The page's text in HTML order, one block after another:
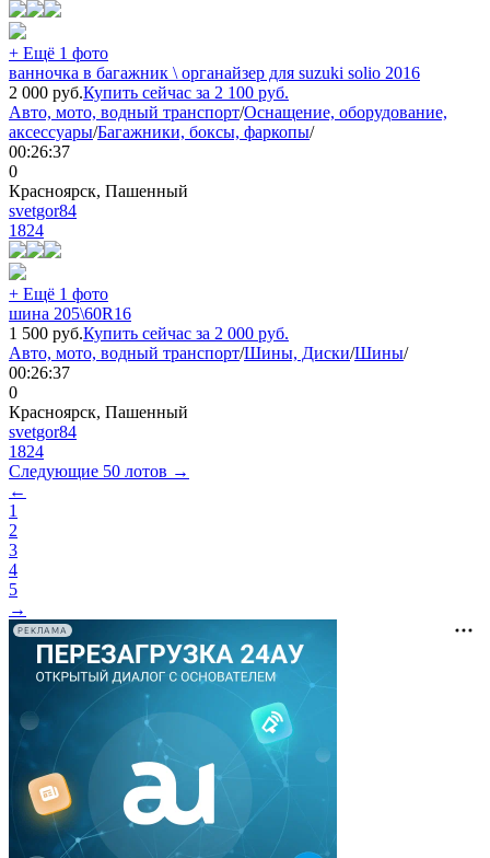
+ Ещё 1 фото
ванночка в багажник \ органайзер для suzuki solio 2016
2 000 руб.Купить сейчас за 2 100 руб.
Авто, мото, водный транспорт/Оснащение, оборудование,
аксессуары/Багажники, боксы, фаркопы/
00:26:37
0
Красноярск, Пашенный
svetgor84
1824
+ Ещё 1 фото
шина 205\60R16
1 500 руб.Купить сейчас за 2 000 руб.
Авто, мото, водный транспорт/Шины, Диски/Шины/
00:26:37
0
Красноярск, Пашенный
svetgor84
1824
Следующие 50 лотов →
←
1
2
3
4
5
→
РЕКЛАМА